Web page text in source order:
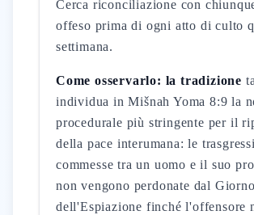
Cerca riconciliazione con
offeso prima di ogni atto di culto
settimana.
Come osservarlo: la tradizione
individua in Mišnah Yoma 8:9 la
procedurale più stringente per il
della pace interumana: le
commesse tra un uomo e il suo
non vengono perdonate dal Giorno
dell'Espiazione finché l'offensore